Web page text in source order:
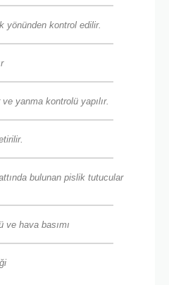
yönünden kontrol edilir.
yanma kontrolü yapılır.
bulunan pislik tutucular
ve hava basımı